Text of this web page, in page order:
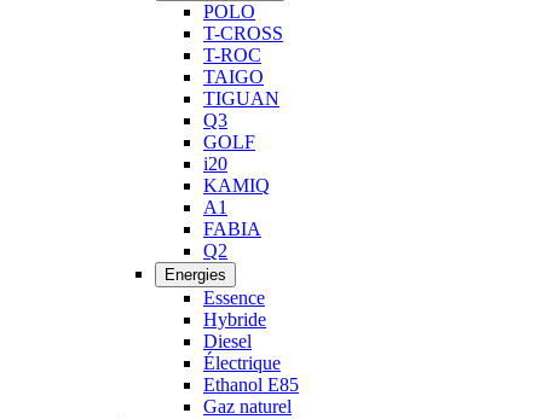
POLO
T-CROSS
T-ROC
TAIGO
TIGUAN
Q3
GOLF
i20
KAMIQ
A1
FABIA
Q2
Energies
Essence
Hybride
Diesel
Électrique
Ethanol E85
Gaz naturel